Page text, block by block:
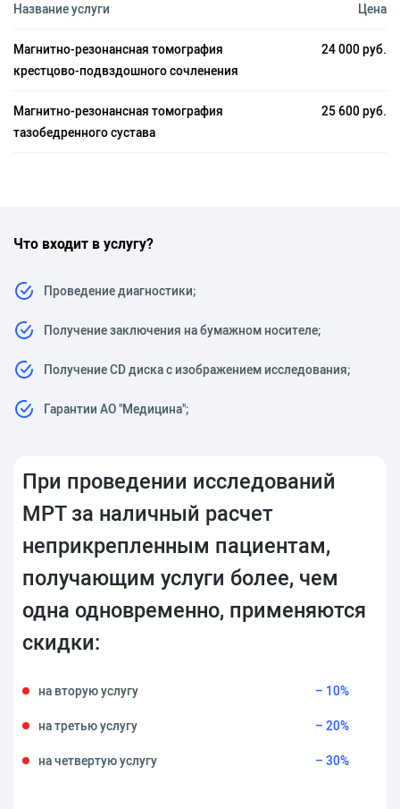
Название услуги Цена
Магнитно-резонансная томография
крестцово-подвздошного сочленения
24 000 руб.
Магнитно-резонансная томография
тазобедренного сустава
25 600 руб.
Что входит в услугу?
Проведение диагностики;
Получение заключения на бумажном носителе;
Получение CD диска с изображением исследования;
Гарантии АО "Медицина";
При проведении исследований
МРТ за наличный расчет
неприкрепленным пациентам,
получающим услуги более, чем
одна одновременно, применяются
скидки:
на вторую услугу – 10%
на третью услугу – 20%
на четвертую услугу – 30%